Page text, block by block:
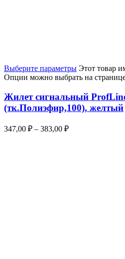
Выберите параметры Этот товар
Опции можно выбрать на
Жилет сигнальный
(тк.Полиэфир,100), желтый
347,00 ₽ – 383,00 ₽